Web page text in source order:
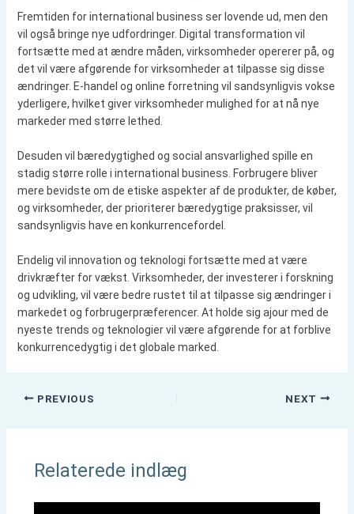
Fremtiden for international business ser lovende ud, men den
vil også bringe nye udfordringer. Digital transformation vil
fortsætte med at ændre måden, virksomheder opererer på, og
det vil være afgørende for virksomheder at tilpasse sig disse
ændringer. E-handel og online forretning vil sandsynligvis vokse
yderligere, hvilket giver virksomheder mulighed for at nå nye
markeder med større lethed.
Desuden vil bæredygtighed og social ansvarlighed spille en
stadig større rolle i international business. Forbrugere bliver
mere bevidste om de etiske aspekter af de produkter, de køber,
og virksomheder, der prioriterer bæredygtige praksisser, vil
sandsynligvis have en konkurrencefordel.
Endelig vil innovation og teknologi fortsætte med at være
drivkræfter for vækst. Virksomheder, der investerer i forskning
og udvikling, vil være bedre rustet til at tilpasse sig ændringer i
markedet og forbrugerpræferencer. At holde sig ajour med de
nyeste trends og teknologier vil være afgørende for at forblive
konkurrencedygtig i det globale marked.
PREVIOUS NEXT
Relaterede indlæg